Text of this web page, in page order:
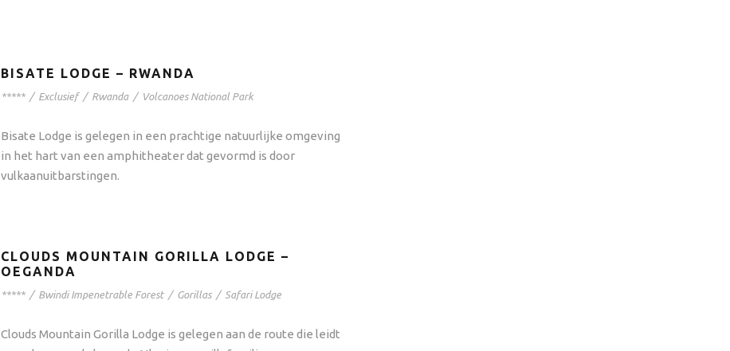
BISATE LODGE – RWANDA
***** / Exclusief / Rwanda / Volcanoes National Park
Bisate Lodge is gelegen in een prachtige natuurlijke omgeving
in het hart van een amphitheater dat gevormd is door
vulkaanuitbarstingen.
CLOUDS MOUNTAIN GORILLA LODGE –
OEGANDA
***** / Bwindi Impenetrable Forest / Gorillas / Safari Lodge
Clouds Mountain Gorilla Lodge is gelegen aan de route die leidt